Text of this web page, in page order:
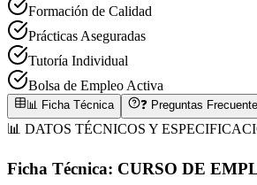
Formación de Calidad
Prácticas Aseguradas
Tutoría Individual
Bolsa de Empleo Activa
📊 Ficha Técnica ❓ Preguntas
📊 DATOS TÉCNICOS Y
Ficha Técnica: CURSO DE